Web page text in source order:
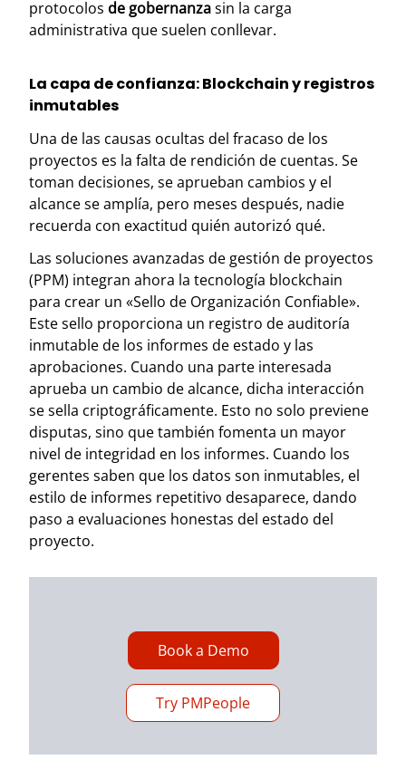
protocolos de gobernanzasin la carga
administrativa que suelen conllevar.
La capa de confianza: Blockchain y registros
inmutables
Una de las causas ocultas del fracaso de los
proyectos es la falta de rendición de cuentas. Se
toman decisiones, se aprueban cambios y el
alcance se amplía, pero meses después, nadie
recuerda con exactitud quién autorizó qué.
Las soluciones avanzadas de gestión de proyectos
(PPM) integran ahora la tecnología blockchain
para crear un «Sello de Organización Confiable».
Este sello proporciona un registro de auditoría
inmutable de los informes de estado y las
aprobaciones. Cuando una parte interesada
aprueba un cambio de alcance, dicha interacción
se sella criptográficamente. Esto no solo previene
disputas, sino que también fomenta un mayor
nivel de integridad en los informes. Cuando los
gerentes saben que los datos son inmutables, el
estilo de informes repetitivo desaparece, dando
paso a evaluaciones honestas del estado del
proyecto.
Book a Demo
Try PMPeople